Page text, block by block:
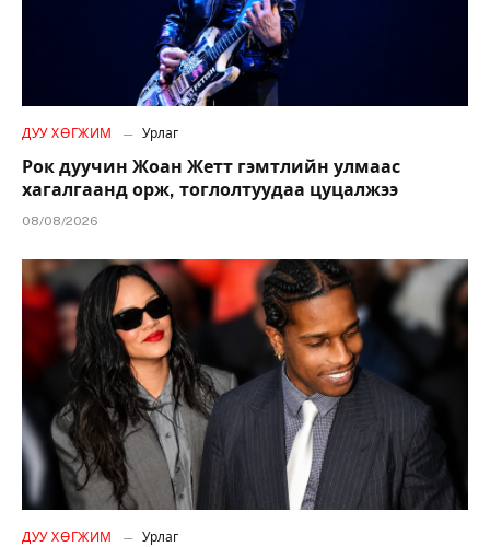
ДУУ ХӨГЖИМ Урлаг
Рок дуучин Жоан Жетт гэмтлийн улмаас
хагалгаанд орж, тоглолтуудаа цуцалжээ
08/08/2026
ДУУ ХӨГЖИМ Урлаг